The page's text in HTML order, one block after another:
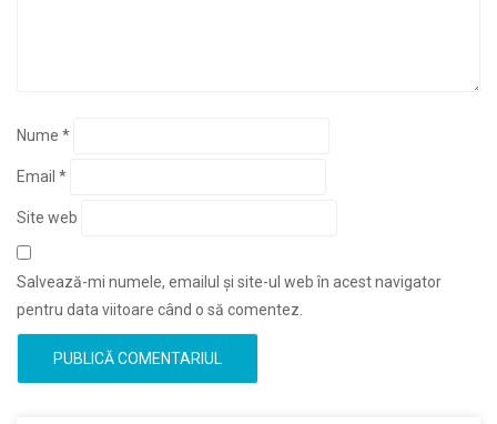
Nume *
Email *
Site web
Salvează-mi numele, emailul și site-ul web în acest navigator
pentru data viitoare când o să comentez.